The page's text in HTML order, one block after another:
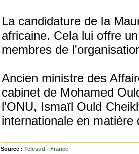
La candidature de la
africaine. Cela lui offre
membres de
Ancien ministre des
cabinet de Mohamed
l'ONU, Ismaïl Ould
internationale en
Source : Telesud - France